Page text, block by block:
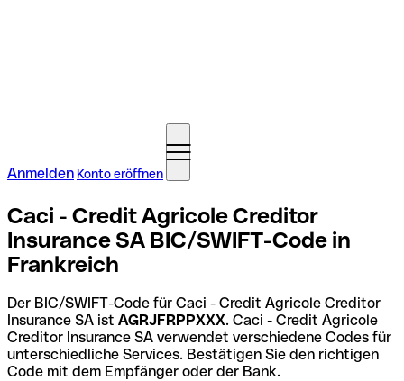
Anmelden Konto eröffnen
Caci - Credit Agricole Creditor
Insurance SA BIC/SWIFT-Code in
Frankreich
Der BIC/SWIFT-Code für Caci - Credit Agricole Creditor
Insurance SA ist AGRJFRPPXXX. Caci - Credit Agricole
Creditor Insurance SA verwendet verschiedene Codes für
unterschiedliche Services. Bestätigen Sie den richtigen
Code mit dem Empfänger oder der Bank.